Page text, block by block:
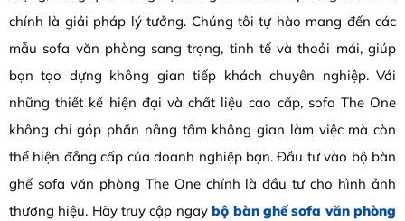
chính là giải pháp lý tưởng. Chúng tôi tự hào mang đến các
mẫu sofa văn phòng sang trọng, tinh tế và thoải mái, giúp
bạn tạo dựng không gian tiếp khách chuyên nghiệp. Với
những thiết kế hiện đại và chất liệu cao cấp, sofa The One
không chỉ góp phần nâng tầm không gian làm việc mà còn
thể hiện đẳng cấp của doanh nghiệp bạn. Đầu tư vào bộ bàn
ghế sofa văn phòng The One chính là đầu tư cho hình ảnh
thương hiệu. Hãy truy cập ngaybộ bàn ghế sofa văn phòng